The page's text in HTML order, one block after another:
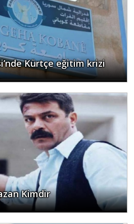
Kürtçe eğitim krizi
Kimdir